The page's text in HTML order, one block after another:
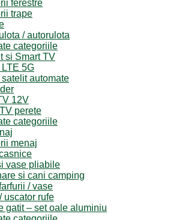
ferestre
trape
/ autorulota
categoriile
si Smart TV
5G
automate
12V
perete
categoriile
menaj
vase pliabile
si cani camping
/ vase
uscator rufe
gatit – set oale aluminiu